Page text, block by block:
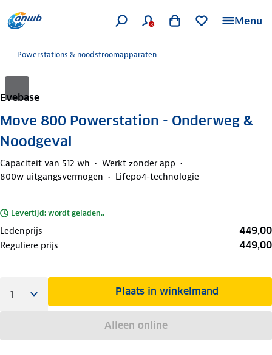
Menu
Powerstations & noodstroomapparaten
Evebase
Move 800 Powerstation - Onderweg &
Noodgeval
Capaciteit van 512 wh
Werkt zonder app
800w uitgangsvermogen
Lifepo4-technologie
Levertijd: wordt geladen..
Ledenprijs 449,00
Reguliere prijs 449,00
Plaats in winkelmand
Alleen online